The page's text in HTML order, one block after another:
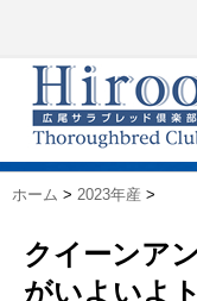
ホーム > 2023年産 >
クイーンア
がいよいよ